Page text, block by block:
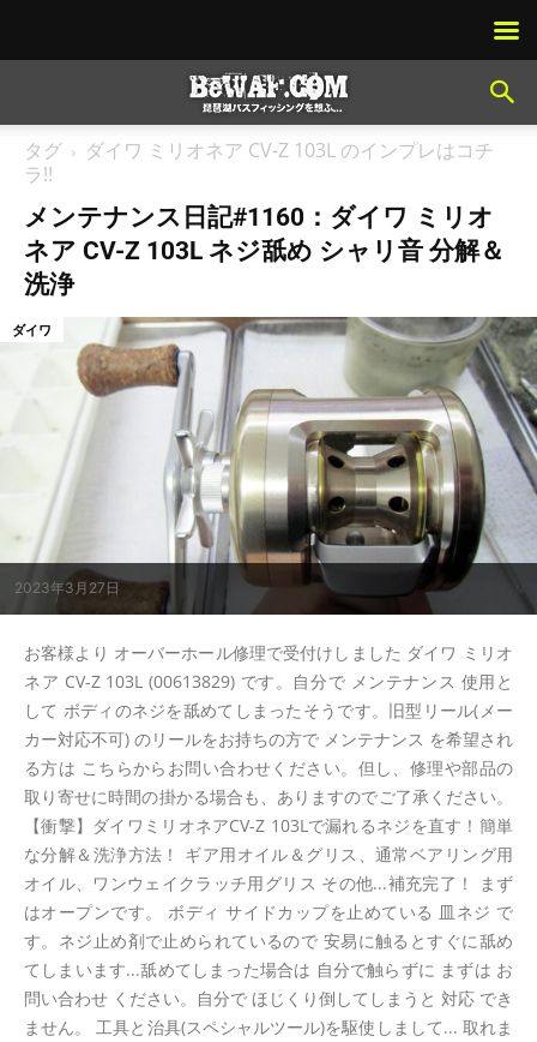
タグ
ダイワ ミリオネア CV-Z 103L のインプレはコチ
ラ!!
メンテナンス日記#1160：ダイワ ミリオ
ネア CV-Z 103L ネジ舐め シャリ音 分解＆
洗浄
2023年3月27日
ダイワ
お客様より オーバーホール修理で受付けしました ダイワ ミリオ
ネア CV-Z 103L (00613829) です。自分で メンテナンス 使用と
して ボディのネジを舐めてしまったそうです。旧型リール(メー
カー対応不可) のリールをお持ちの方で メンテナンス を希望され
る方は こちらからお問い合わせください。但し、修理や部品の
取り寄せに時間の掛かる場合も、ありますのでご了承ください。
【衝撃】ダイワミリオネアCV-Z 103Lで漏れるネジを直す！簡単
な分解＆洗浄方法！ ギア用オイル＆グリス、通常ベアリング用
オイル、ワンウェイクラッチ用グリス その他...補充完了！ まず
はオープンです。 ボディ サイドカップを止めている 皿ネジ で
す。ネジ止め剤で止められているので 安易に触るとすぐに舐め
てしまいます...舐めてしまった場合は 自分で触らずに まずは お
問い合わせ ください。自分で ほじくり倒してしまうと 対応 でき
ません。 工具と治具(スペシャルツール)を駆使しまして... 取れま